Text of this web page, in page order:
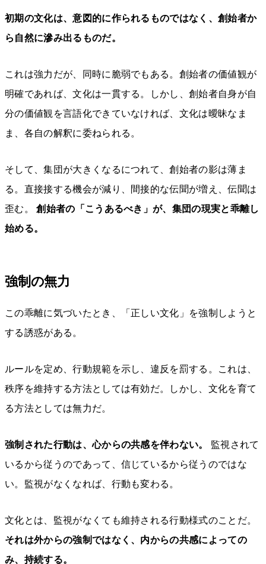
初期の文化は、意図的に作られるものではなく、創始者か
ら自然に滲み出るものだ。
これは強力だが、同時に脆弱でもある。創始者の価値観が
明確であれば、文化は一貫する。しかし、創始者自身が自
分の価値観を言語化できていなければ、文化は曖昧なま
ま、各自の解釈に委ねられる。
そして、集団が大きくなるにつれて、創始者の影は薄ま
る。直接接する機会が減り、間接的な伝聞が増え、伝聞は
歪む。創始者の「こうあるべき」が、集団の現実と乖離し
始める。
強制の無力
この乖離に気づいたとき、「正しい文化」を強制しようと
する誘惑がある。
ルールを定め、行動規範を示し、違反を罰する。これは、
秩序を維持する方法としては有効だ。しかし、文化を育て
る方法としては無力だ。
強制された行動は、心からの共感を伴わない。
監視されて
いるから従うのであって、信じているから従うのではな
い。監視がなくなれば、行動も変わる。
文化とは、監視がなくても維持される行動様式のことだ。
それは外からの強制ではなく、内からの共感によっての
み、持続する。